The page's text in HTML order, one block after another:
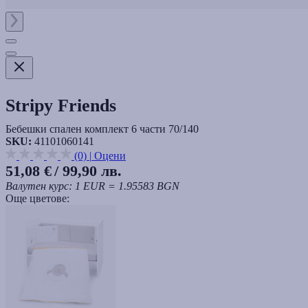
Stripy Friends
Бебешки спален комплект 6 части 70/140
SKU: 41101060141
(0) | Оцени
51,08 €/ 99,90 лв.
Валутен курс: 1 EUR = 1.95583 BGN
Още цветове: